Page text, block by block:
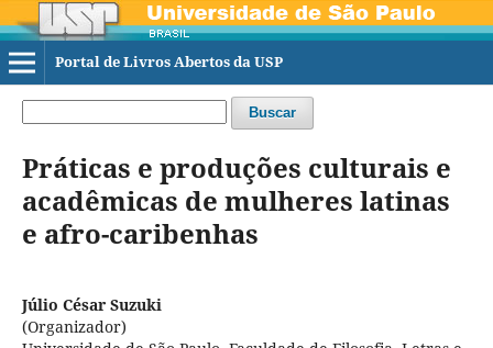
Portal de Livros Abertos da USP
Buscar
Práticas e produções culturais e
acadêmicas de mulheres latinas
e afro-caribenhas
Júlio César Suzuki
(Organizador)